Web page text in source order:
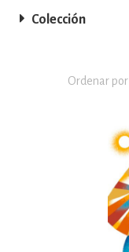
Ordenar por
Colección